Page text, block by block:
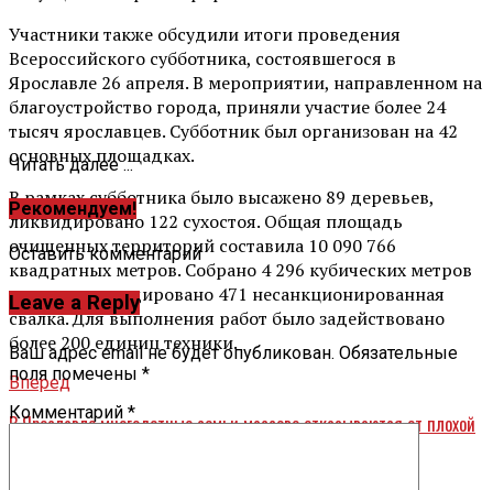
Участники также обсудили итоги проведения
Всероссийского субботника, состоявшегося в
Ярославле 26 апреля. В мероприятии, направленном на
благоустройство города, приняли участие более 24
тысяч ярославцев. Субботник был организован на 42
основных площадках.
В рамках субботника было высажено 89 деревьев,
ликвидировано 122 сухостоя. Общая площадь
очищенных территорий составила 10 090 766
квадратных метров. Собрано 4 296 кубических метров
мусора, ликвидировано 471 несанкционированная
свалка. Для выполнения работ было задействовано
более 200 единиц техники.
Вперед
В Ярославле многодетные семьи массово отказываются от плохой
Читать далее ...
Рекомендуем!
Оставить комментарий
Leave a Reply
Ваш адрес email не будет опубликован. Обязательные
поля помечены *
Комментарий *